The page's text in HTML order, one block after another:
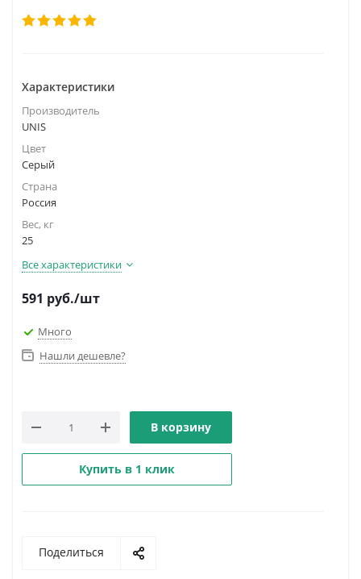
Характеристики
Производитель
UNIS
Цвет
Серый
Страна
Россия
Вес, кг
25
Все характеристики
591 руб./шт
Много
Нашли дешевле?
В корзину
Купить в 1 клик
Поделиться